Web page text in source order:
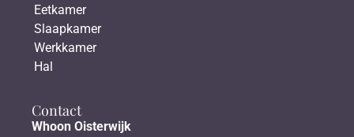
Eetkamer
Slaapkamer
Werkkamer
Hal
Contact
Whoon Oisterwijk